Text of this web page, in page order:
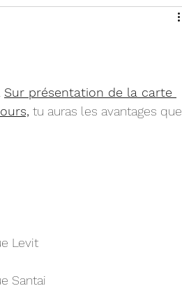
Sur présentation de la carte
tu auras les avantages que
Levit
Santai